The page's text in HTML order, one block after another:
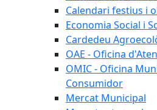
Calendari festius i
Economia Social i
Cardedeu
OAE - Oficina
OMIC - Oficina
Consumidor
Mercat Municipal